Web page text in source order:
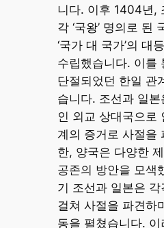
니다. 이후 1404년,
각 ‘국왕’ 명의로 된
‘국가 대 국가’의 대
수립했습니다. 이를
단절되었던 한일 관
습니다. 조선과 일
인 외교 상대국으로
계의 증거로 사절을
한, 양국은 다양한
공존의 방안을 모색
기 조선과 일본은
걸쳐 사절을 파견하
동을 펼쳤습니다.